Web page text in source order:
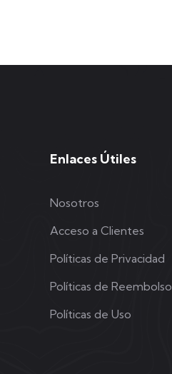
Enlaces Útiles
Nosotros
Acceso a Clientes
Políticas de Privacidad
Políticas de Reembolso
Políticas de Uso